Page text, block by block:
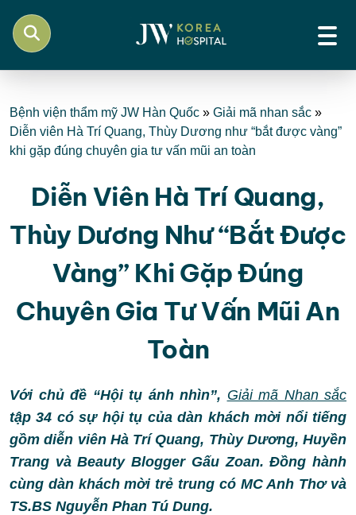
Bệnh viện thẩm mỹ JW Hàn Quốc » Giải mã nhan sắc »
Diễn viên Hà Trí Quang, Thùy Dương như “bắt được vàng”
khi gặp đúng chuyên gia tư vấn mũi an toàn
Diễn Viên Hà Trí Quang,
Thùy Dương Như “bắt Được
Vàng” Khi Gặp Đúng
Chuyên Gia Tư Vấn Mũi An
Toàn
Với chủ đề “Hội tụ ánh nhìn”, Giải mã Nhan sắc
tập 34 có sự hội tụ của dàn khách mời nổi tiếng
gồm diễn viên Hà Trí Quang, Thùy Dương, Huyền
Trang và Beauty Blogger Gấu Zoan. Đồng hành
cùng dàn khách mời trẻ trung có MC Anh Thơ và
TS.BS Nguyễn Phan Tú Dung.